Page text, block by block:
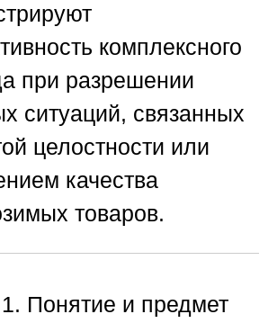
комплексного
при разрешении
ситуаций, связанных
целостности или
качества
товаров.
Понятие и предмет